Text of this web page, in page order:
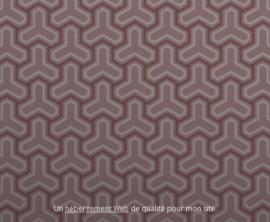
Unhébergement Webde qualité pour mon site.